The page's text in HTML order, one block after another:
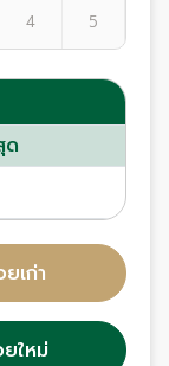
4 5
ด
เก่า
ใหม่